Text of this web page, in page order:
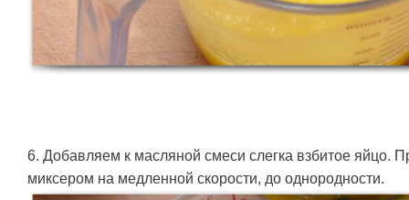
6. Добавляем к масляной смеси слегка взбитое яйцо.
миксером на медленной скорости, до однородности.